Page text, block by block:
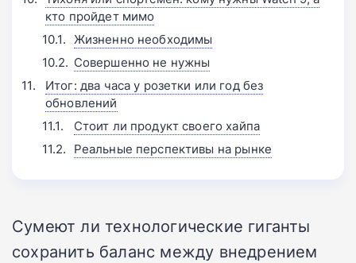
кто пройдет мимо
Жизненно необходимы
Совершенно не нужны
Итог: два часа у розетки или год без
обновлений
Стоит ли продукт своего хайпа
Реальные перспективы на рынке
Сумеют ли технологические гиганты
сохранить баланс между внедрением